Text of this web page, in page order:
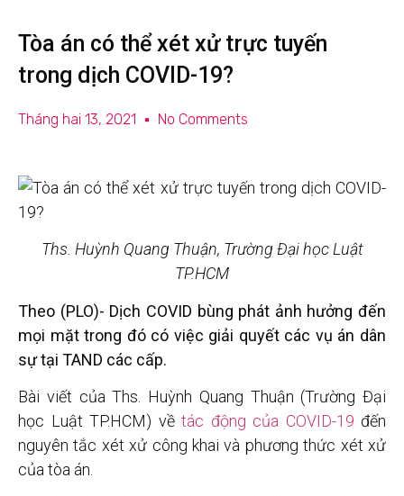
Tòa án có thể xét xử trực tuyến
trong dịch COVID-19?
Tháng hai 13, 2021 No Comments
Ths. Huỳnh Quang Thuận, Trường Đại học Luật
TP.HCM
Theo (PLO)- Dịch COVID bùng phát ảnh hưởng đến
mọi mặt trong đó có việc giải quyết các vụ án dân
sự tại TAND các cấp.
Bài viết của Ths. Huỳnh Quang Thuận (Trường Đại
học Luật TP.HCM) về tác động của COVID-19 đến
nguyên tắc xét xử công khai và phương thức xét xử
của tòa án.